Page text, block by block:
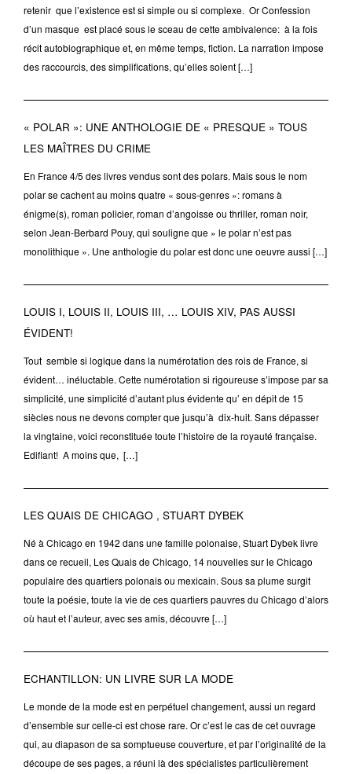
retenir que l’existence est si simple ou si complexe. Or Confession
d’un masque est placé sous le sceau de cette ambivalence: à la fois
récit autobiographique et, en même temps, fiction. La narration impose
des raccourcis, des simplifications, qu’elles soient […]
« POLAR »: UNE ANTHOLOGIE DE « PRESQUE » TOUS
LES MAÎTRES DU CRIME
En France 4/5 des livres vendus sont des polars. Mais sous le nom
polar se cachent au moins quatre « sous-genres »: romans à
énigme(s), roman policier, roman d’angoisse ou thriller, roman noir,
selon Jean-Berbard Pouy, qui souligne que » le polar n’est pas
monolithique ». Une anthologie du polar est donc une oeuvre aussi […]
LOUIS I, LOUIS II, LOUIS III, … LOUIS XIV, PAS AUSSI
ÉVIDENT!
Tout semble si logique dans la numérotation des rois de France, si
évident… inéluctable. Cette numérotation si rigoureuse s’impose par sa
simplicité, une simplicité d’autant plus évidente qu’ en dépit de 15
siècles nous ne devons compter que jusqu’à dix-huit. Sans dépasser
la vingtaine, voici reconstituée toute l’histoire de la royauté française.
Edifiant! A moins que, […]
LES QUAIS DE CHICAGO , STUART DYBEK
Né à Chicago en 1942 dans une famille polonaise, Stuart Dybek livre
dans ce recueil, Les Quais de Chicago, 14 nouvelles sur le Chicago
populaire des quartiers polonais ou mexicain. Sous sa plume surgit
toute la poésie, toute la vie de ces quartiers pauvres du Chicago d’alors
où haut et l’auteur, avec ses amis, découvre […]
ECHANTILLON: UN LIVRE SUR LA MODE
Le monde de la mode est en perpétuel changement, aussi un regard
d’ensemble sur celle-ci est chose rare. Or c’est le cas de cet ouvrage
qui, au diapason de sa somptueuse couverture, et par l’originalité de la
découpe de ses pages, a réuni là des spécialistes particulièrement